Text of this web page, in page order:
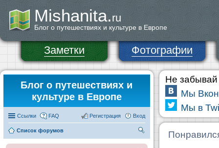
Mishanita.ru
Блог о путешествиях и культуре в Европе
Заметки Фотографии
Блог о путешествиях и
культуре в Европе
Ссылки FAQ Вход
Регистрация
Список форумов
Не забывай
Мы
Мы в